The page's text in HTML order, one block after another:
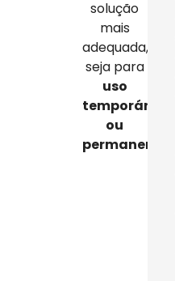
solução
mais
adequada,
seja para
uso
temporário
ou
permanente